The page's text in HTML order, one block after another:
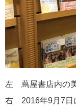
左 蔦屋書店内の
右 2016年9月7日